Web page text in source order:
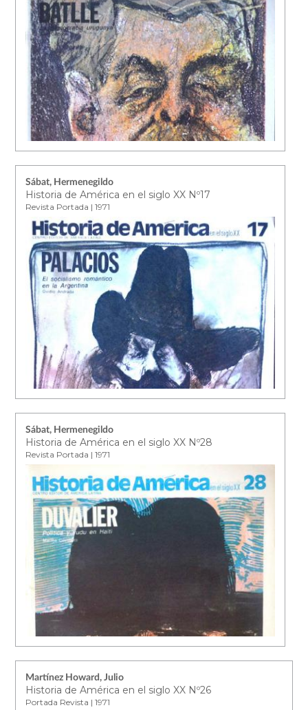
Sábat, Hermenegildo
Historia de América en el siglo XX Nº17
Revista Portada | 1971
Sábat, Hermenegildo
Historia de América en el siglo XX Nº28
Revista Portada | 1971
Martínez Howard, Julio
Historia de América en el siglo XX Nº26
Portada Revista | 1971